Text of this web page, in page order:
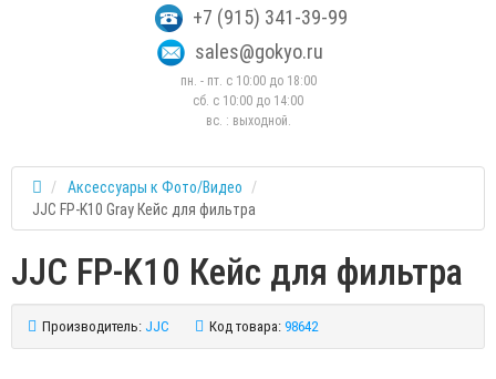
+7 (915) 341-39-99
sales@gokyo.ru
пн. - пт. с 10:00 до 18:00
сб. c 10:00 до 14:00
вс. : выходной.
Аксессуары к Фото/Видео
JJC FP-K10 Gray Кейс для фильтра
JJC FP-K10 Кейс для фильтра
Производитель: JJC Код товара: 98642